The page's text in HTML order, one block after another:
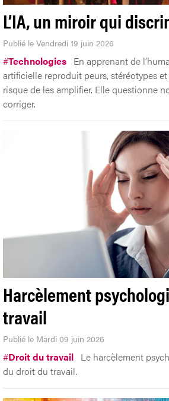
L’IA, un miroir qui
Publié le Vendredi 19 juin 2026
#Technologies En apprenant de
artificielle reproduit peurs, stéréotypes
risque de les amplifier. Elle questionne
corriger.
Harcèlement
travail
Publié le Mardi 09 juin 2026
#Droit du travail Le harcèlement
du droit du travail.